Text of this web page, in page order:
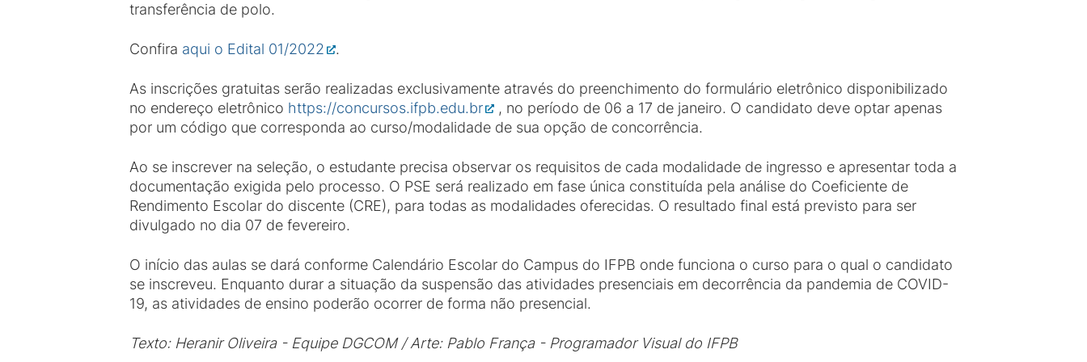
transferência de polo.
Confira aqui o Edital 01/2022 .
As inscrições gratuitas serão realizadas exclusivamente através do preenchimento do formulário eletrônico disponibilizado
no endereço eletrônico https://concursos.ifpb.edu.br
, no período de 06 a 17 de janeiro. O candidato deve optar apenas
por um código que corresponda ao curso/modalidade de sua opção de concorrência.
Ao se inscrever na seleção, o estudante precisa observar os requisitos de cada modalidade de ingresso e apresentar toda a
documentação exigida pelo processo. O PSE será realizado em fase única constituída pela análise do Coeficiente de
Rendimento Escolar do discente (CRE), para todas as modalidades oferecidas. O resultado final está previsto para ser
divulgado no dia 07 de fevereiro.
O início das aulas se dará conforme Calendário Escolar do Campus do IFPB onde funciona o curso para o qual o candidato
se inscreveu. Enquanto durar a situação da suspensão das atividades presenciais em decorrência da pandemia de COVID-
19, as atividades de ensino poderão ocorrer de forma não presencial.
Texto: Heranir Oliveira - Equipe DGCOM / Arte: Pablo França - Programador Visual do IFPB